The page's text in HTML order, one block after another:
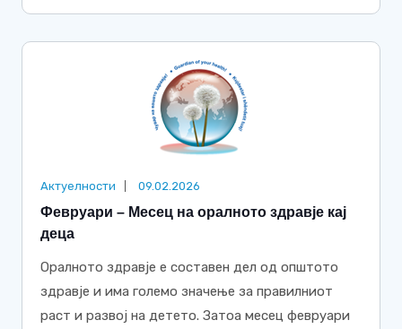
Актуелности 09.02.2026
Февруари – Месец на оралното здравје кај
деца
Оралното здравје е составен дел од општото
здравје и има големо значење за правилниот
раст и развој на детето. Затоа месец февруари